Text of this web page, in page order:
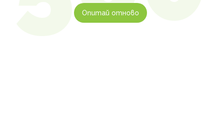
Опитай отново